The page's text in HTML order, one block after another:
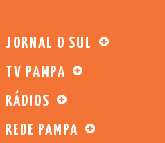
JORNAL O SUL
TV PAMPA
RÁDIOS
REDE PAMPA